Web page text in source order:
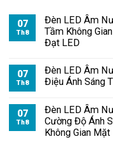
07
Th8
Đèn LED Âm
Tầm Không
Đạt LED
07
Th8
Đèn LED Âm
Điệu Ánh Sáng
07
Th8
Đèn LED Âm
Cường Độ Ánh
Không Gian